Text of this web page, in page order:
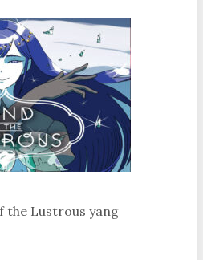
the Lustrous yang